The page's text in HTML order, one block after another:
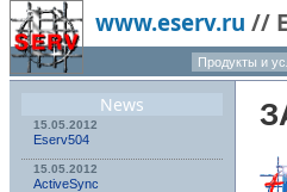
www.eserv.ru //
Продукты и
News
15.05.2012
Eserv504
15.05.2012
ActiveSync